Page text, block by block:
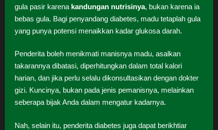
gula pasir karena kandungan nutrisinya, bukan karena ia
bebas gula. Bagi penyandang diabetes, madu tetaplah gula
yang punya potensi menaikkan kadar glukosa darah.
Penderita boleh menikmati manisnya madu, asalkan
takarannya dibatasi, diperhitungkan dalam total kalori
harian, dan jika perlu selalu dikonsultasikan dengan dokter
gizi. Kuncinya, bukan pada jenis pemanisnya, melainkan
seberapa bijak Anda dalam mengatur kadarnya.
Nah, selain itu, penderita diabetes juga dapat berikhtiar